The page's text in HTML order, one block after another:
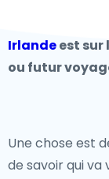
Irlandeest sur
ou futur
Une chose est
de savoir qui